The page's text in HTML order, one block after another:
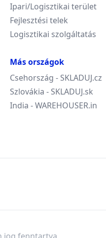
Ipari/Logisztikai terület
Fejlesztési telek
Logisztikai szolgáltatás
Más országok
Csehország - SKLADUJ.cz
Szlovákia - SKLADUJ.sk
India - WAREHOUSER.in